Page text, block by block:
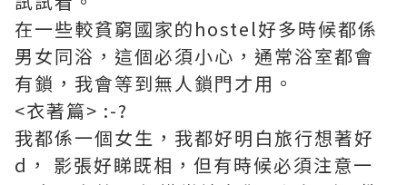
在一些較貧窮國家的hostel好多時候都係
男女同浴，這個必須小心，通常浴室都會
有鎖，我會等到無人鎖門才用。
<衣著篇> :-?
我都係一個女生，我都好明白旅行想著好
d， 影張好睇既相，但有時候必須注意一